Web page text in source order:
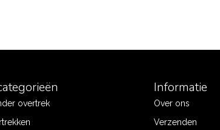
overtrek
Informatie
Over ons
Verzenden